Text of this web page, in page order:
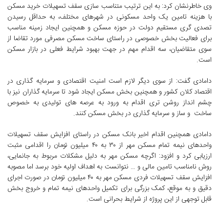
وی خاطرنشان کرد: به این ترتیب متناسب سازی سقف تسهیلات خرید مسکن
با هزینه تامین یک واحد مسکونی در شهرهای مختلف، به حداقل رسیدن
تصدی گری مستقیم دولت در حوزه مسکن و همچنین ایجاد زمینه مناسب
برای فعالیت بخش خصوصی در راستای ساخت مسکن مصرفی مورد تقاضا از
سوی متقاضیان، سه اقدام مهم در جهت بهبود شرایط فعلی در بازار مسکن
است.
دامادی گفت: از سوی دیگر لازم است امنیت اقتصادی و سرمایه گذاری در
اقتصاد کلان کشور و همچنین بخش مسکن ایجاد شود تا سرمایه گذاران نیز با
چشم انداز روشن تری اقدام به ورود به عرصه های تولیدی به خصوص
ساخت و ساز و سرمایه گذاری در بخش مسکن کنند.
دامادی همچنین اقدام اخیر بانک مسکن در راستای افزایش سقف تسهیلات
واحدهای نیمه تمام مسکن مهر از ۳۰ به ۴۰ میلیون تومان را اقدامی مثبت
ارزیابی کرد و افزود: اگرچه مسکن مهر به دلیل مشکلات مربوط به جانمایی،
روش نامناسب تامین مالی و … نتوانست به اهداف اولیه خود برسد اما مصوبه
افزایش سقف تسهیلات فردی مسکن مهر به ۴۰ میلیون تومان در صورت اجرای
دقیق و به موقع، کمک بزرگی برای تکمیل واحدهای نیمه ­تمام و خروج بخش
قابل توجهی از این پروژه از شرایط بحرانی است.